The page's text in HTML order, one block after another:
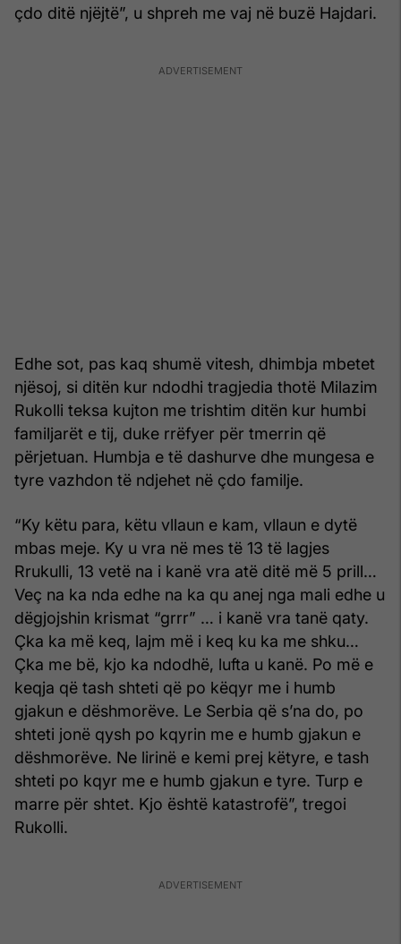
çdo ditë njëjtë”, u shpreh me vaj në buzë Hajdari.
Edhe sot, pas kaq shumë vitesh, dhimbja mbetet
njësoj, si ditën kur ndodhi tragjedia thotë Milazim
Rukolli teksa kujton me trishtim ditën kur humbi
familjarët e tij, duke rrëfyer për tmerrin që
përjetuan. Humbja e të dashurve dhe mungesa e
tyre vazhdon të ndjehet në çdo familje.
“Ky këtu para, këtu vllaun e kam, vllaun e dytë
mbas meje. Ky u vra në mes të 13 të lagjes
Rrukulli, 13 vetë na i kanë vra atë ditë më 5 prill…
Veç na ka nda edhe na ka qu anej nga mali edhe u
dëgjojshin krismat “grrr” … i kanë vra tanë qaty.
Çka ka më keq, lajm më i keq ku ka me shku…
Çka me bë, kjo ka ndodhë, lufta u kanë. Po më e
keqja që tash shteti që po këqyr me i humb
gjakun e dëshmorëve. Le Serbia që s’na do, po
shteti jonë qysh po kqyrin me e humb gjakun e
dëshmorëve. Ne lirinë e kemi prej këtyre, e tash
shteti po kqyr me e humb gjakun e tyre. Turp e
marre për shtet. Kjo është katastrofë”, tregoi
Rukolli.